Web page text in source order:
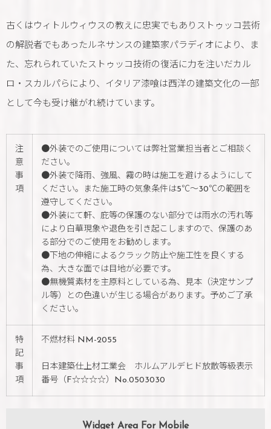
古くはウィトルウィウスの教えに忠実でもありストゥッコ芸術
の解説者でもあったルネサンスの建築家パラディオにより、ま
た、忘れられていたストゥッコ技術の復活に力を注いだカル
ロ・スカルパらにより、イタリア漆喰は西洋の建築文化の一部
として今も受け継がれ続けています。
注
意
事
項
●外装でのご使用については弊社営業担当者とご相談く
ださい。
●外装で降雨、強風、霧の時は施工を避けるようにして
ください。また施工時の気象条件は5℃〜30℃の範囲を
遵守してください。
●外装にて軒、庇等の保護のない部分では雨水の汚れ等
により白華現象や退色を引き起こしますので、保護のあ
る部分でのご使用をお勧めします。
●下地の伸縮によるクラック防止や施工性を良くする
為、大きな面では目地が必要です。
●無機質素材を主原料としている為、見本（決定サンプ
ル等）との色違いが生じる場合があります。予めご了承
ください。
特
記
事
項
不燃材料 NM-2055
日本建築仕上材工業会 ホルムアルデヒド放散等級表示
番号（F☆☆☆☆）No.0503030
Widget Area For Mobile